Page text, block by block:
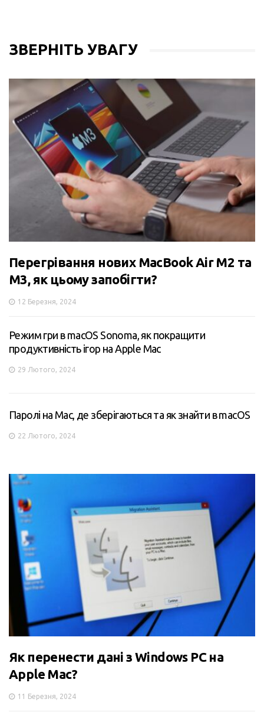
ЗВЕРНІТЬ УВАГУ
Перегрівання нових MacBook Air M2 та
M3, як цьому запобігти?
12 Березня, 2024
Режим гри в macOS Sonoma, як покращити
продуктивність ігор на Apple Mac
29 Лютого, 2024
Паролі на Mac, де зберігаються та як знайти в macOS
22 Лютого, 2024
Як перенести дані з Windows PC на
Apple Mac?
11 Березня, 2024